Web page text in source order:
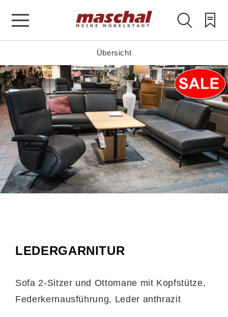
Übersicht
LEDERGARNITUR
Sofa 2-Sitzer und Ottomane mit Kopfstütze,
Federkernausführung, Leder anthrazit